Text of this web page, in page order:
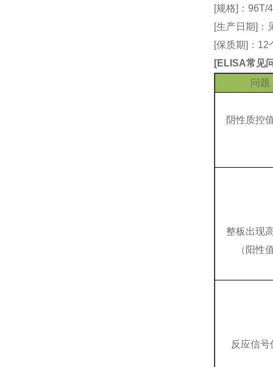
[规格]：96T/
[生产日期]：
[保质期]：
[ELISA常见
问题
阴性质控
整板出现
（阳性
反应信号